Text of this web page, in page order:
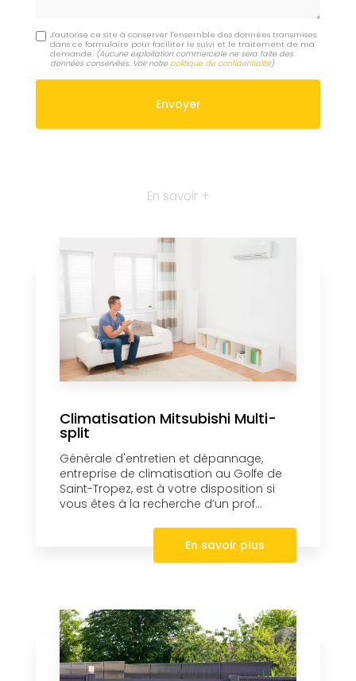
J'autorise ce site à conserver l'ensemble des données transmises
dans ce formulaire pour faciliter le suivi et le traitement de ma
demande. (Aucune exploitation commerciale ne sera faite des
données conservées. Voir notrepolitique de confidentialité)
En savoir +
Climatisation Mitsubishi Multi-
split
Générale d'entretien et dépannage,
entreprise de climatisation au Golfe de
Saint-Tropez, est à votre disposition si
vous êtes à la recherche d’un prof...
En savoir plus